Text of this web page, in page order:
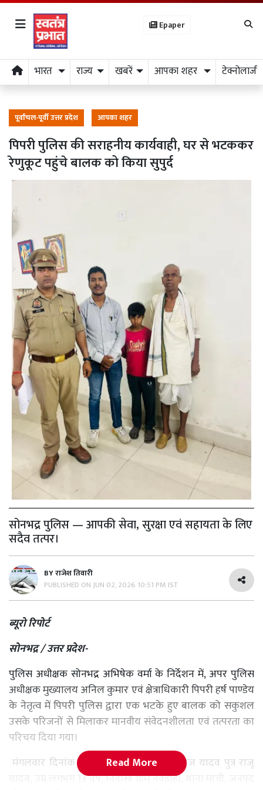
Epaper
भारत राज्य खबरें आपका शहर टेक्नोलाजी
पूर्वांचल-पूर्वी उत्तर प्रदेश आपका शहर
पिपरी पुलिस की सराहनीय कार्यवाही, घर से भटककर
रेणुकूट पहुंचे बालक को किया सुपुर्द
सोनभद्र पुलिस — आपकी सेवा, सुरक्षा एवं सहायता के लिए
सदैव तत्पर।
BYराजेश तिवारी
PUBLISHED ONJUN 02, 2026 10:51 PM IST
ब्यूरो रिपोर्ट
सोनभद्र / उत्तर प्रदेश-
पुलिस अधीक्षक सोनभद्र अभिषेक वर्मा के निर्देशन में, अपर पुलिस
अधीक्षक मुख्यालय अनिल कुमार एवं क्षेत्राधिकारी पिपरी हर्ष पाण्डेय
के नेतृत्व में पिपरी पुलिस द्वारा एक भटके हुए बालक को सकुशल
उसके परिजनों से मिलाकर मानवीय संवेदनशीलता एवं तत्परता का
परिचय दिया गया।
मंगलवार दिनांक 02.06.2026 को बालक धीरज यादव पुत्र राजू
यादव, उम्र लगभग 13 वर्ष, निवासी ग्राम नवडीहा, थाना माची, जनपद
Read More